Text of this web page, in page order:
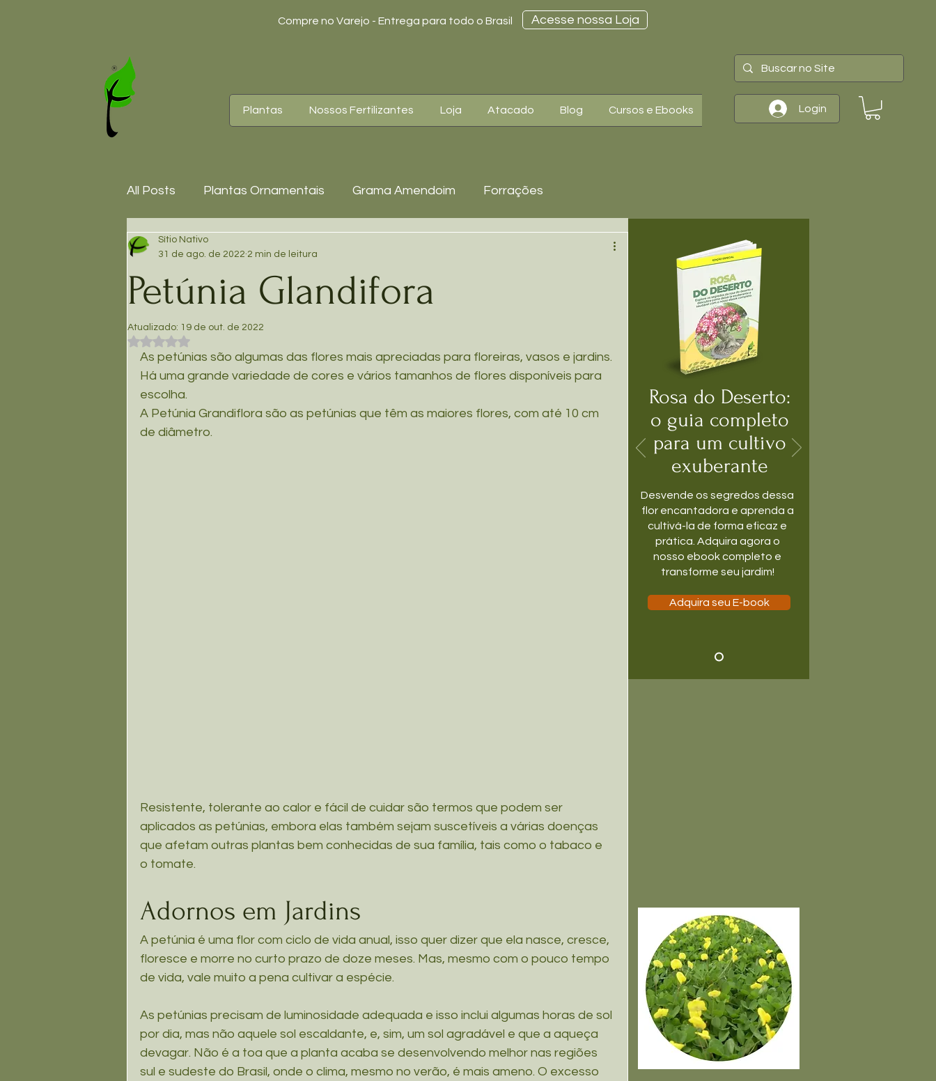
Compre no Varejo - Entrega para todo o Brasil Acesse nossa Loja
Plantas Nossos Fertilizantes Loja Atacado Blog Cursos e Ebooks Login
All Posts Plantas Ornamentais Grama Amendoim Forrações
Suculentas/Cactos
Bordaduras Trepadeiras / Pendentes Plantas para Sombras
Plantas para Sol Pleno Plantas para Pergolado Jardim Vertical
Temperos Medicinais / Comestíveis Frutíferas Árvores Nativas
Petúnia Glandifora
Sítio Nativo
31 de ago. de 2022 2 min de leitura
Atualizado: 19 de out. de 2022
Avaliado com NaN de 5 estrelas.
As petúnias são algumas das flores mais apreciadas para floreiras, vasos e jardins.
Há uma grande variedade de cores e vários tamanhos de flores disponíveis para
escolha.
A Petúnia Grandiflora são as petúnias que têm as maiores flores, com até 10 cm
de diâmetro.
Resistente, tolerante ao calor e fácil de cuidar são termos que podem ser
aplicados as petúnias, embora elas também sejam suscetíveis a várias doenças
que afetam outras plantas bem conhecidas de sua família, tais como o tabaco e
o tomate.
Adornos em Jardins
A petúnia é uma flor com ciclo de vida anual, isso quer dizer que ela nasce, cresce,
floresce e morre no curto prazo de doze meses. Mas, mesmo com o pouco tempo
de vida, vale muito a pena cultivar a espécie.
As petúnias precisam de luminosidade adequada e isso inclui algumas horas de sol
por dia, mas não aquele sol escaldante, e, sim, um sol agradável e que a aqueça
devagar. Não é a toa que a planta acaba se desenvolvendo melhor nas regiões
sul e sudeste do Brasil, onde o clima, mesmo no verão, é mais ameno. O excesso
Rosa do Deserto:
o guia completo
para um cultivo
exuberante
Desvende os segredos dessa
flor encantadora e aprenda a
cultivá-la de forma eficaz e
prática. Adquira agora o
nosso ebook completo e
transforme seu jardim!
Adquira seu E-book